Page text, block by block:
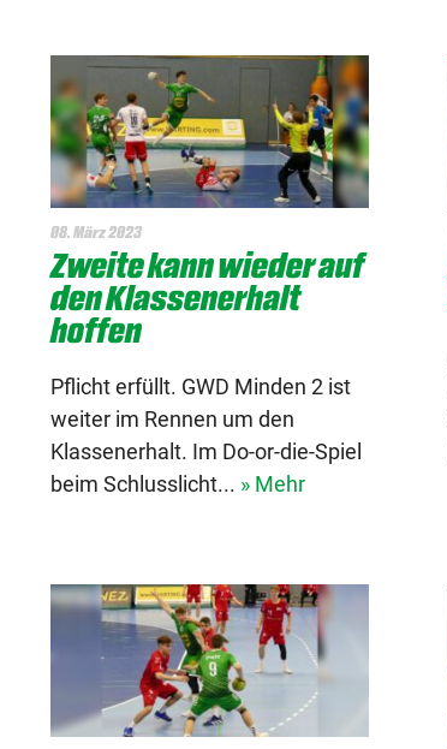
08. März 2023
Zweite kann wieder auf
den Klassenerhalt
hoffen
Pflicht erfüllt. GWD Minden 2 ist
weiter im Rennen um den
Klassenerhalt. Im Do-or-die-Spiel
beim Schlusslicht... » Mehr